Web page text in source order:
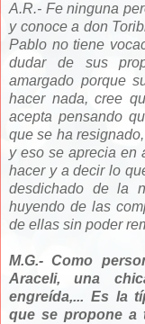
A.R.- Fe ninguna
y conoce a don
Pablo no tiene
dudar de sus
amargado porque
hacer nada, cree
acepta pensando
que se ha
y eso se aprecia en
hacer y a decir lo
desdichado de la
huyendo de las
de ellas sin poder
M.G.- Como
Araceli, una
engreída,... Es la
que se propone a